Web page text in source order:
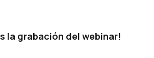
la grabación del webinar!